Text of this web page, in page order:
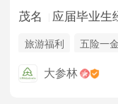
茂名 应届毕业生
旅游福利 五险一金
大参林